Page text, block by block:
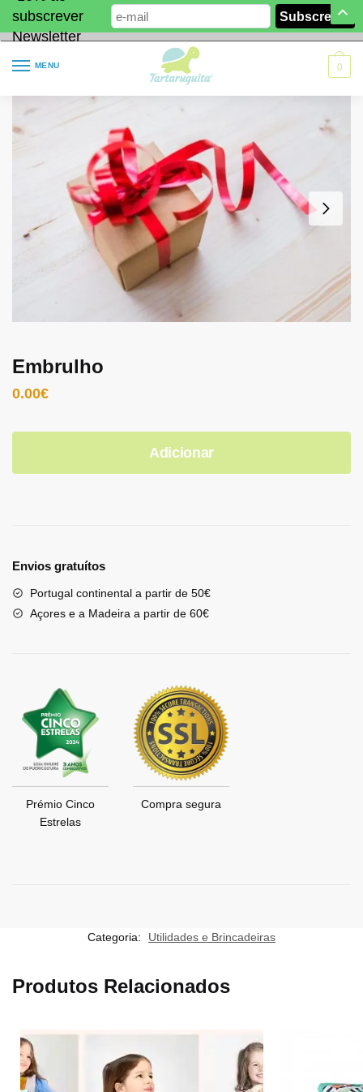
subscrever
Newsletter
MENU 0
Embrulho
0.00€
Adicionar
Envios gratuítos
Portugal continental a partir de 50€
Açores e a Madeira a partir de 60€
Prémio Cinco
Estrelas
Compra segura
Categoria: Utilidades e Brincadeiras
Produtos Relacionados